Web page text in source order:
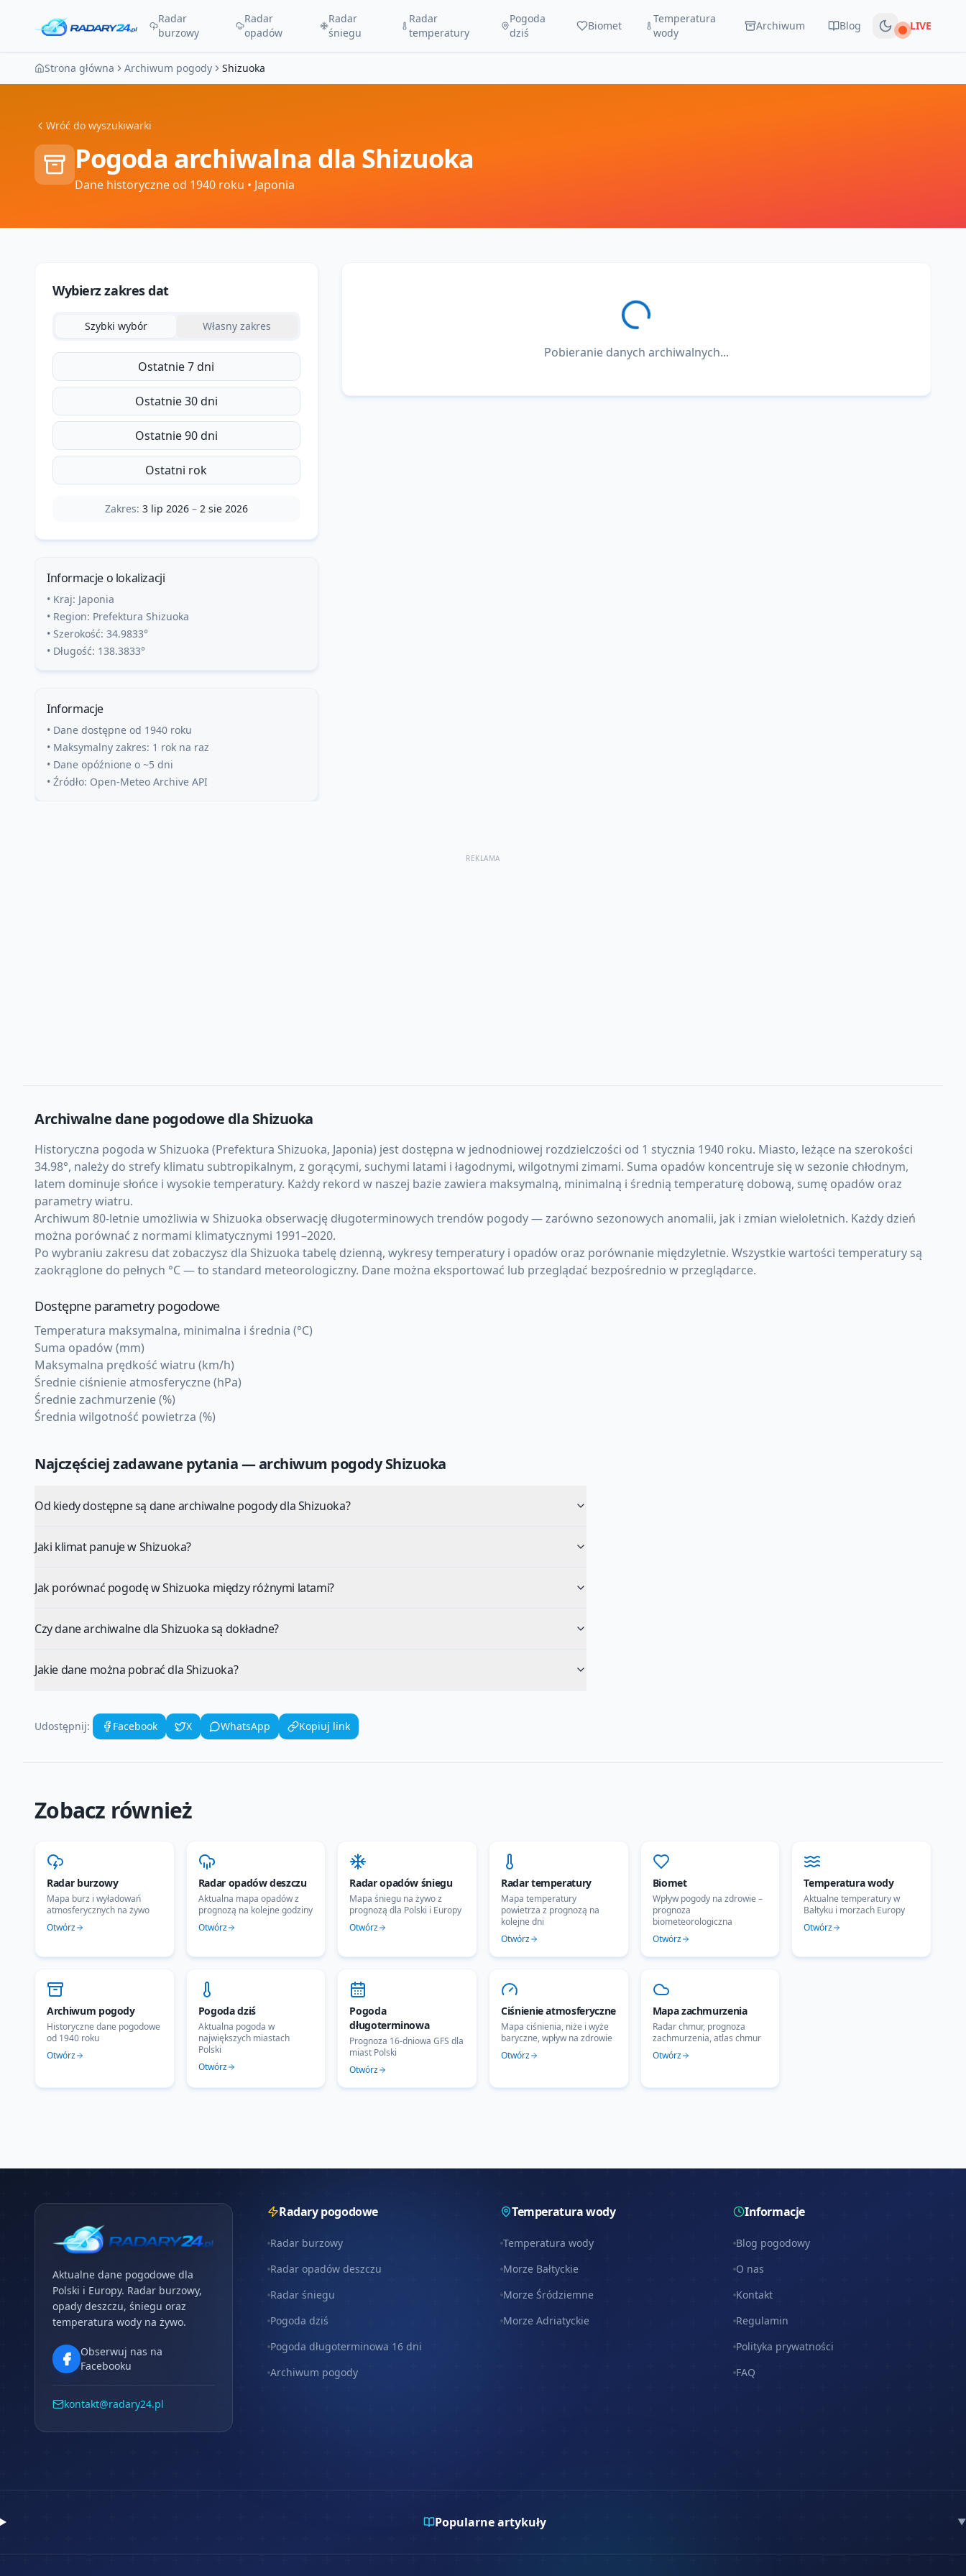
Radar
burzowy
Radar
opadów
Radar
śniegu
Radar
temperatury
Pogoda
dziś
Biomet
Temperatura
wody
Archiwum Blog Na żywo
LIVE
Strona główna Archiwum pogody Shizuoka
Wróć do wyszukiwarki
Pogoda archiwalna dla Shizuoka
Dane historyczne od 1940 roku • Japonia
Wybierz zakres dat
Szybki wybór Własny zakres
Ostatnie 7 dni
Ostatnie 30 dni
Ostatnie 90 dni
Ostatni rok
Zakres: 3 lip 2026– 2 sie 2026
Informacje o lokalizacji
• Kraj: Japonia
• Region: Prefektura Shizuoka
• Szerokość: 34.9833°
• Długość: 138.3833°
Informacje
• Dane dostępne od 1940 roku
• Maksymalny zakres: 1 rok na raz
• Dane opóźnione o ~5 dni
• Źródło: Open-Meteo Archive API
Pobieranie danych archiwalnych...
REKLAMA
Archiwalne dane pogodowe dla Shizuoka
Historyczna pogoda w Shizuoka (Prefektura Shizuoka, Japonia) jest dostępna w jednodniowej rozdzielczości od 1 stycznia 1940 roku. Miasto, leżące na szerokości
34.98°, należy do strefy klimatu subtropikalnym, z gorącymi, suchymi latami i łagodnymi, wilgotnymi zimami. Suma opadów koncentruje się w sezonie chłodnym,
latem dominuje słońce i wysokie temperatury. Każdy rekord w naszej bazie zawiera maksymalną, minimalną i średnią temperaturę dobową, sumę opadów oraz
parametry wiatru.
Archiwum 80-letnie umożliwia w Shizuoka obserwację długoterminowych trendów pogody — zarówno sezonowych anomalii, jak i zmian wieloletnich. Każdy dzień
można porównać z normami klimatycznymi 1991–2020.
Po wybraniu zakresu dat zobaczysz dla Shizuoka tabelę dzienną, wykresy temperatury i opadów oraz porównanie międzyletnie. Wszystkie wartości temperatury są
zaokrąglone do pełnych °C — to standard meteorologiczny. Dane można eksportować lub przeglądać bezpośrednio w przeglądarce.
Dostępne parametry pogodowe
Temperatura maksymalna, minimalna i średnia (°C)
Suma opadów (mm)
Maksymalna prędkość wiatru (km/h)
Średnie ciśnienie atmosferyczne (hPa)
Średnie zachmurzenie (%)
Średnia wilgotność powietrza (%)
Najczęściej zadawane pytania — archiwum pogodyShizuoka
Od kiedy dostępne są dane archiwalne pogody dla Shizuoka?
Jaki klimat panuje w Shizuoka?
Jak porównać pogodę w Shizuoka między różnymi latami?
Czy dane archiwalne dla Shizuoka są dokładne?
Jakie dane można pobrać dla Shizuoka?
Udostępnij: Facebook X WhatsApp Kopiuj link
Zobacz również
Radar burzowy
Mapa burz i wyładowań
atmosferycznych na żywo
Otwórz
Radar opadów deszczu
Aktualna mapa opadów z
prognozą na kolejne godziny
Otwórz
Radar opadów śniegu
Mapa śniegu na żywo z
prognozą dla Polski i Europy
Otwórz
Radar temperatury
Mapa temperatury
powietrza z prognozą na
kolejne dni
Otwórz
Biomet
Wpływ pogody na zdrowie –
prognoza
biometeorologiczna
Otwórz
Temperatura wody
Aktualne temperatury w
Bałtyku i morzach Europy
Otwórz
Archiwum pogody
Historyczne dane pogodowe
od 1940 roku
Otwórz
Pogoda dziś
Aktualna pogoda w
największych miastach
Polski
Otwórz
Pogoda
długoterminowa
Prognoza 16-dniowa GFS dla
miast Polski
Otwórz
Ciśnienie atmosferyczne
Mapa ciśnienia, niże i wyże
baryczne, wpływ na zdrowie
Otwórz
Mapa zachmurzenia
Radar chmur, prognoza
zachmurzenia, atlas chmur
Otwórz
Aktualne dane pogodowe dla
Polski i Europy. Radar burzowy,
opady deszczu, śniegu oraz
temperatura wody na żywo.
Obserwuj nas na
Facebooku
kontakt@radary24.pl
Radary pogodowe
Radar burzowy
Radar opadów deszczu
Radar śniegu
Pogoda dziś
Pogoda długoterminowa 16 dni
Archiwum pogody
Temperatura wody
Temperatura wody
Morze Bałtyckie
Morze Śródziemne
Morze Adriatyckie
Informacje
Blog pogodowy
O nas
Kontakt
Regulamin
Polityka prywatności
FAQ
Popularne artykuły ▼